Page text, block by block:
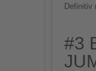
Definitiv
#3